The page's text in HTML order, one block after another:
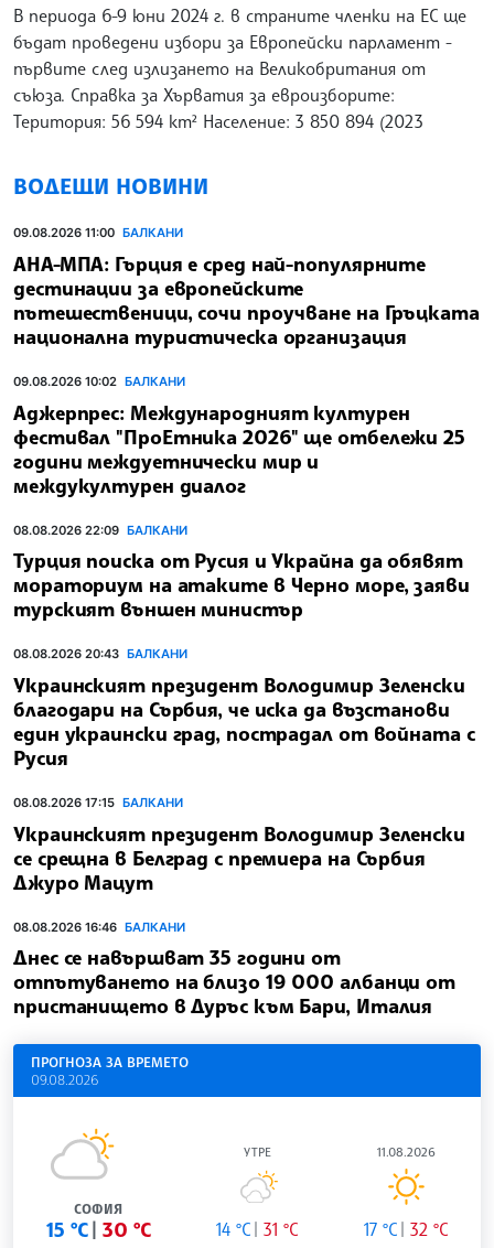
В периода 6-9 юни 2024 г. в страните членки на ЕС ще
бъдат проведени избори за Европейски парламент -
първите след излизането на Великобритания от
съюза. Справка за Хърватия за евроизборите:
Територия: 56 594 km² Население: 3 850 894 (2023
ВОДЕЩИ НОВИНИ
09.08.2026 11:00 БАЛКАНИ
АНА-МПА: Гърция е сред най-популярните
дестинации за европейските
пътешественици, сочи проучване на Гръцката
национална туристическа организация
09.08.2026 10:02 БАЛКАНИ
Аджерпрес: Международният културен
фестивал "ПроЕтника 2026" ще отбележи 25
години междуетнически мир и
междукултурен диалог
08.08.2026 22:09 БАЛКАНИ
Турция поиска от Русия и Украйна да обявят
мораториум на атаките в Черно море, заяви
турският външен министър
08.08.2026 20:43 БАЛКАНИ
Украинският президент Володимир Зеленски
благодари на Сърбия, че иска да възстанови
един украински град, пострадал от войната с
Русия
08.08.2026 17:15 БАЛКАНИ
Украинският президент Володимир Зеленски
се срещна в Белград с премиера на Сърбия
Джуро Мацут
08.08.2026 16:46 БАЛКАНИ
Днес се навършват 35 години от
отпътуването на близо 19 000 албанци от
пристанището в Дуръс към Бари, Италия
ПРОГНОЗА ЗА ВРЕМЕТО
09.08.2026
СОФИЯ
15 °C 30 °C
УТРЕ
14 °C 31 °C
11.08.2026
17 °C 32 °C